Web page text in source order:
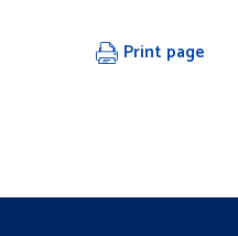
Print page